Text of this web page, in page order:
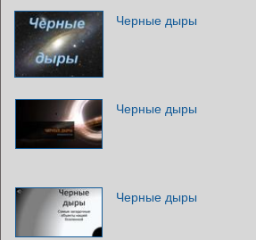
Черные дыры
Черные дыры
Черные дыры